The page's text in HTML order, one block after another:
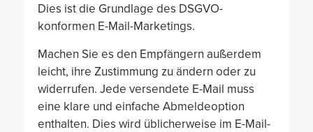
Dies ist die Grundlage des DSGVO-
konformen E-Mail-Marketings.
Machen Sie es den Empfängern außerdem
leicht, ihre Zustimmung zu ändern oder zu
widerrufen. Jede versendete E-Mail muss
eine klare und einfache Abmeldeoption
enthalten. Dies wird üblicherweise im E-Mail-